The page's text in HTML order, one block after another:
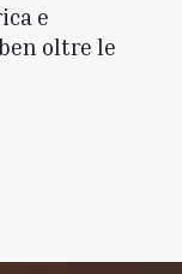
e
oltre le